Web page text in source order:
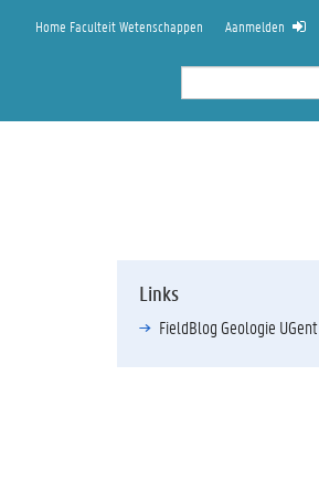
Zoek
e
Home Faculteit Wetenschappen Aanmelden
Links
FieldBlog Geologie UGent